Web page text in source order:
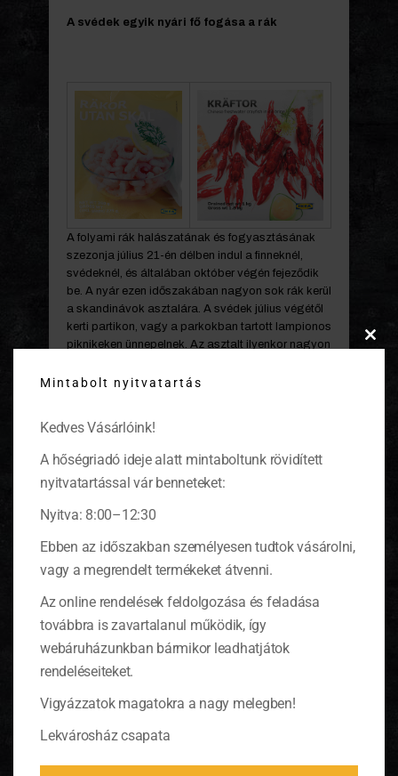
A svédek egyik nyári fő fogása a rák
A folyami rák halászatának és fogyasztásának
szezonja július 21-én délben indul a finneknél,
svédeknél, és általában október végén fejeződik
be. A nyár ezen időszakában nagyon sok rák kerül
a skandinávok asztalára. A svédek július végétől
kerti partikon, vagy a parkokban tartott lampionos
piknikeken ünnepelnek. Az asztalt ilyenkor nagyon
rákot, melyet jóféle és sok
rákfőző partikat rendeznek. A rákot leginkább
egyszerűen forrázva tálalják, nem kell a vízbe
más, mint só, cukor és rengeteg virágzó kapor. A
buli elején, néhány kör ital után papírcsákót, nyaka
éneklés sem maradhat el.
: rákmintás kalapok,
előkék, szalvéták, girland és énekeskönyv,
A menüsvéd kapros-rákos tészta
Mintabolt nyitvatartás
Kedves Vásárlóink!
A hőségriadó ideje alatt mintaboltunk rövidített
nyitvatartással vár benneteket:
Nyitva: 8:00–12:30
Ebben az időszakban személyesen tudtok vásárolni,
vagy a megrendelt termékeket átvenni.
Az online rendelések feldolgozása és feladása
továbbra is zavartalanul működik, így
webáruházunkban bármikor leadhatjátok
rendeléseiteket.
Vigyázzatok magatokra a nagy melegben!
Lekvárosház csapata